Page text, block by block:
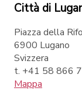
Città di
Piazza della
6900 Lugano
Svizzera
t. +41 58 866
Mappa